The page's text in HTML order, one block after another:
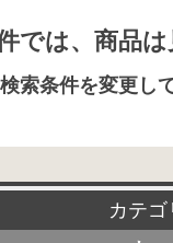
では、商品
検索条件を変更し
カテゴ